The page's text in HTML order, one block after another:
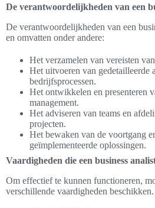
De verantwoordelijkheden van een
De verantwoordelijkheden van een
en omvatten onder andere:
Het verzamelen van vereisten
Het uitvoeren van gedetailleerde
bedrijfsprocessen.
Het ontwikkelen en presenteren
management.
Het adviseren van teams en
projecten.
Het bewaken van de voortgang
geïmplementeerde oplossingen.
Vaardigheden die een business
Om effectief te kunnen functioneren,
verschillende vaardigheden